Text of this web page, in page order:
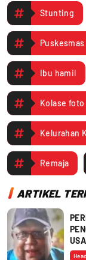
Stunting
Puskesmas
Ibu hamil
Remaja
ARTIKEL